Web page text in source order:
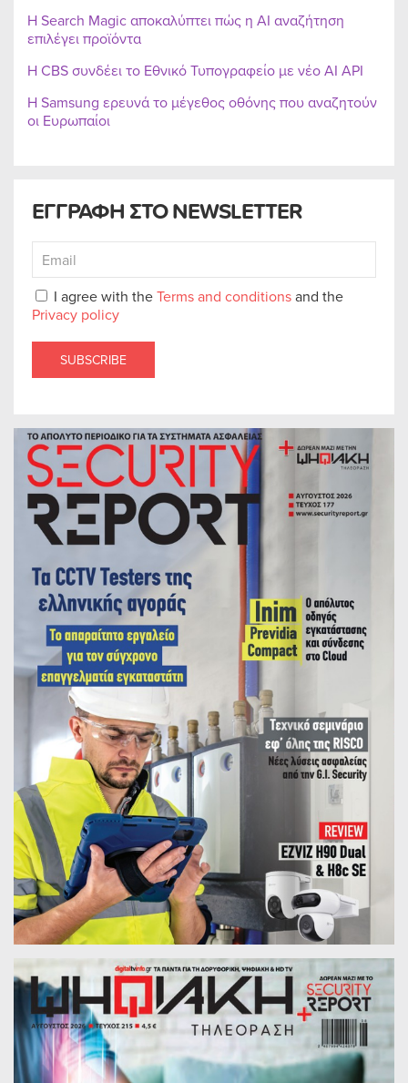
ΕΓΓΡΑΦΗ ΣΤΟ NEWSLETTER
I agree with theTerms and conditionsand the
Privacy policy
SUBSCRIBE
Η Search Magic αποκαλύπτει πώς η AI αναζήτηση
επιλέγει προϊόντα
Η CBS συνδέει το Εθνικό Τυπογραφείο με νέο AI API
Η Samsung ερευνά το μέγεθος οθόνης που αναζητούν
οι Ευρωπαίοι